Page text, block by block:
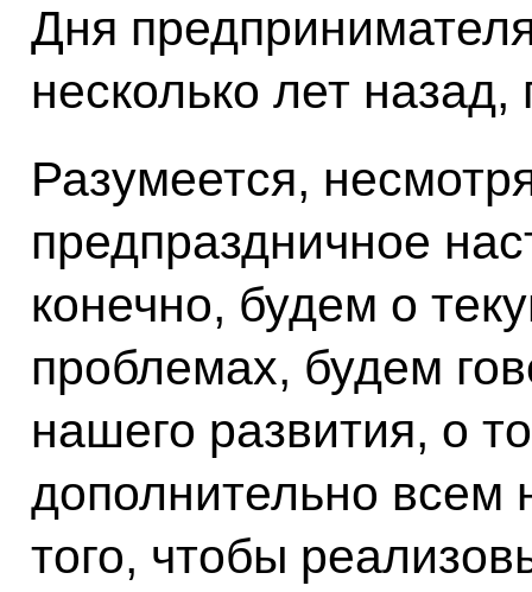
Дня
несколько лет
Разумеется,
предпраздничное
конечно, будем о
проблемах, будем
нашего развития, о
дополнительно всем
того, чтобы